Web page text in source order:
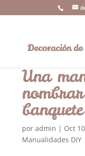
Una
por admin | Oct
Manualidades DIY